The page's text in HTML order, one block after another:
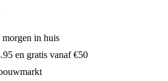
in huis
en gratis vanaf €50